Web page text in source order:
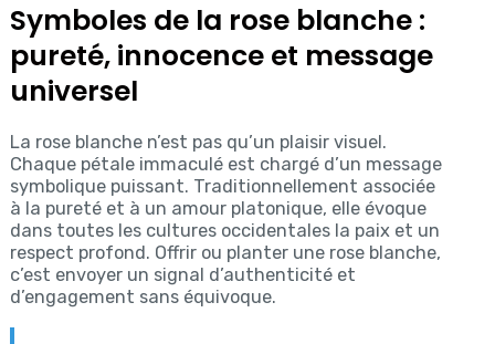
Symboles de la rose blanche :
pureté, innocence et message
universel
La rose blanche n’est pas qu’un plaisir visuel.
Chaque pétale immaculé est chargé d’un message
symbolique puissant. Traditionnellement associée
à la pureté et à un amour platonique, elle évoque
dans toutes les cultures occidentales la paix et un
respect profond. Offrir ou planter une rose blanche,
c’est envoyer un signal d’authenticité et
d’engagement sans équivoque.